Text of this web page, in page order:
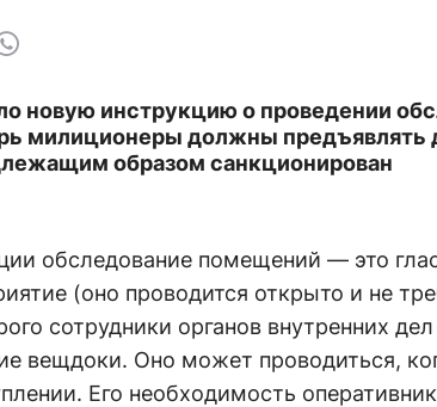
новую инструкцию о проведении
милиционеры должны предъявлять
образом санкционирован
обследование помещений — это
(оно проводится открыто и не
сотрудники органов внутренних
вещдоки. Оно может проводиться,
Его необходимость